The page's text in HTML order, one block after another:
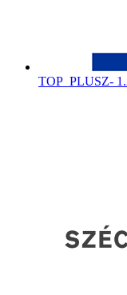
TOP_PLUSZ-